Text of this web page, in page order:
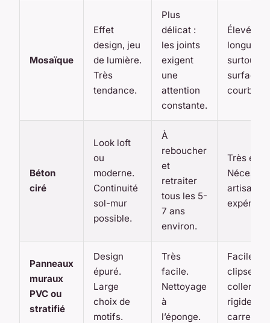
Mosaïque
Effet
design, jeu
de lumière.
Très
tendance.
Plus
délicat :
les joints
exigent
une
attention
constante.
Élevé.
longue,
surtout
surfaces
courbes.
Béton
ciré
Look loft
ou
moderne.
Continuité
sol-mur
possible.
À
reboucher
et
retraiter
tous les 5-
7 ans
environ.
Très
artisan
Panneaux
muraux
PVC ou
stratifié
Design
épuré.
Large
choix de
motifs.
Très
facile.
Nettoyage
à
l’éponge.
Facile. À
clipser ou
coller.
rigide